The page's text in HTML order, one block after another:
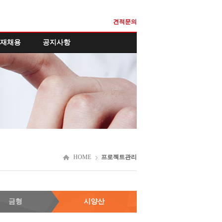
견적문의
채용 공지사항
HOME 프로젝트관리
금형 시양산